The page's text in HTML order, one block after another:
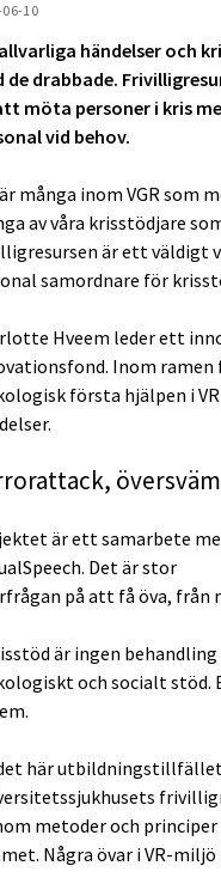
10
händelser och
de drabbade.
möta personer i kris
vid behov.
många inom VGR som
av våra krisstödjare
är ett väldigt
samordnare för
Hveem leder ett
Inom
första hjälpen i
är ett samarbete
Det är stor
på att få öva, från
är ingen
och socialt stöd.
här
metoder och
Några övar i VR-